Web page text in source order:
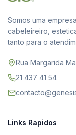
Somos uma
cabeleireiro,
tanto para o
Rua Margarida
21 437 41 54
Links Rapidos